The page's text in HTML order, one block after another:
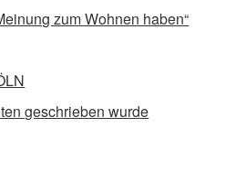
zum Wohnen haben“
geschrieben wurde